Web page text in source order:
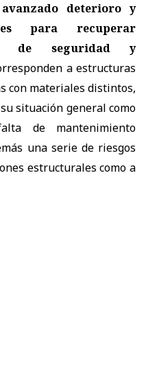
deterioro y
para recuperar
de seguridad y
a estructuras
con materiales distintos,
situación general como
de mantenimiento
una serie de riesgos
estructurales como a